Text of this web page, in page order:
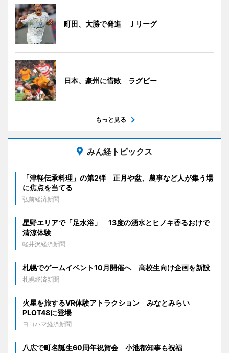
町田、大勝で発進 Ｊリーグ
日本、豪州に惜敗 ラグビー
もっと見る
みん経トピックス
「津軽伝承料理」の第2弾 正月や盆、農事など人が集う場
に焦点を当てる
弘前経済新聞
星野エリアで「足水浴」 13度の湧水とヒノキ香るおけで
清涼体験
軽井沢経済新聞
札幌でゲームイベント10月開催へ 高校生向け企画を新設
札幌経済新聞
火星を旅するVR体験アトラクション みなとみらい
PLOT48に登場
ヨコハマ経済新聞
八広で町名誕生60周年祝賀会 小池都知事も祝福